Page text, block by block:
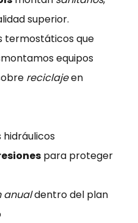
superior.
termostáticos que
equipos
reciclajeen
hidráulicos
para proteger
anualdentro del plan